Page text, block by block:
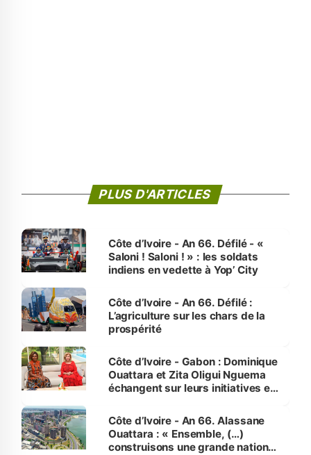
PLUS D'ARTICLES
Côte d’Ivoire - An 66. Défilé - «
Saloni ! Saloni ! » : les soldats
indiens en vedette à Yop’ City
Côte d’Ivoire - An 66. Défilé :
L’agriculture sur les chars de la
prospérité
Côte d’Ivoire - Gabon : Dominique
Ouattara et Zita Oligui Nguema
échangent sur leurs initiatives en
enfants
Côte d’Ivoire - An 66. Alassane
Ouattara : « Ensemble, (…)
construisons une grande nation